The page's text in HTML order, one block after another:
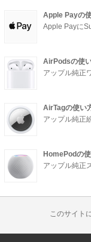
Apple Payの
Apple Payに
AirPodsの使
アップル純正
AirTagの使い
アップル純正
HomePodの
アップル純正
このサイト